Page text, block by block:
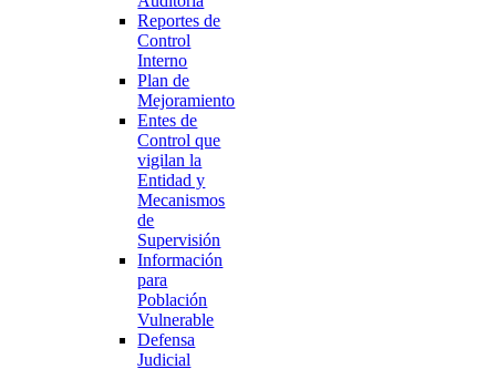
Reportes de
Control
Interno
Plan de
Mejoramiento
Entes de
Control que
vigilan la
Entidad y
Mecanismos
de
Supervisión
Información
para
Población
Vulnerable
Defensa
Judicial